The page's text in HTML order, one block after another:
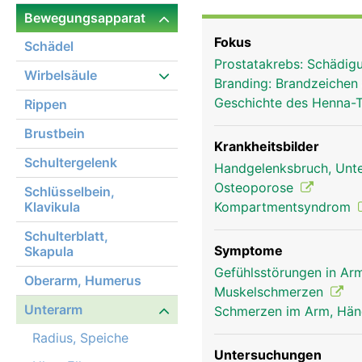
Bewegungsapparat
Schädel
Wirbelsäule
Rippen
Brustbein
Schultergelenk
Schlüsselbein,
Klavikula
Schulterblatt,
Skapula
Oberarm, Humerus
Unterarm
Radius, Speiche
ermöglicht. Das
ermöglicht komplexe
gleichzeitiger Drehung.
Hände und Finger,
Fokus
Prostatakrebs:
Branding:
Geschichte des Henna-
Krankheitsbilder
Handgelenksbruch,
Osteoporose
Kompartmentsyndrom
Symptome
Gefühlsstörungen in
Muskelschmerzen
Schmerzen im Arm,
Untersuchungen